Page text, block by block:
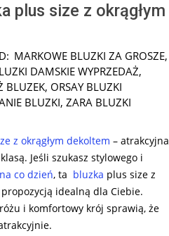
plus size z okrągłym
MARKOWE BLUZKI ZA GROSZE,
DAMSKIE WYPRZEDAŻ,
BLUZEK, ORSAY BLUZKI
BLUZKI, ZARA BLUZKI
z okrągłym dekoltem – atrakcyjna
Jeśli szukasz stylowego i
na co dzień, ta bluzka plus size z
idealną dla Ciebie.
i komfortowy krój sprawią, że